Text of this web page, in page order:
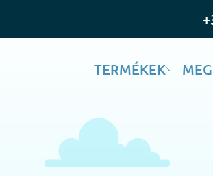
TERMÉKEK